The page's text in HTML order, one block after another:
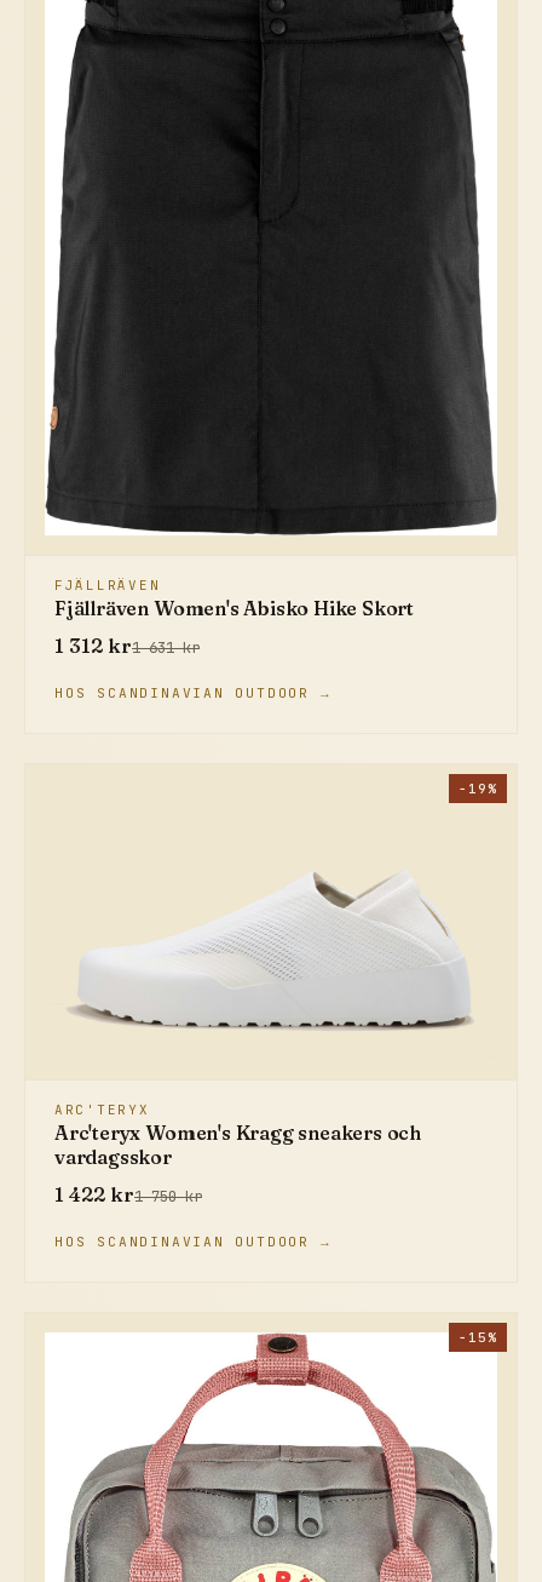
FJÄLLRÄVEN
Fjällräven Women's Abisko Hike Skort
1 312 kr1 631 kr
HOS SCANDINAVIAN OUTDOOR →
−19%
ARC'TERYX
Arc'teryx Women's Kragg sneakers och
vardagsskor
1 422 kr1 750 kr
HOS SCANDINAVIAN OUTDOOR →
−15%